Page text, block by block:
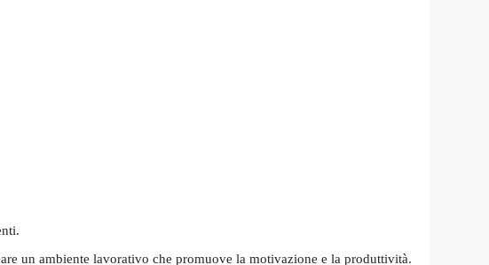
un ambiente lavorativo che promuove la motivazione e la produttività.